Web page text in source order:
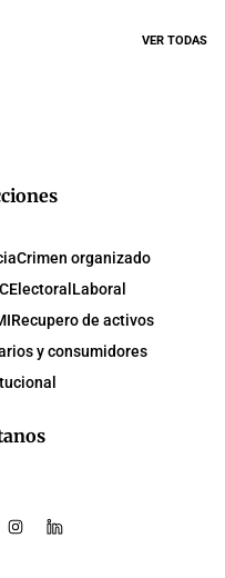
VER TODAS
Crimen organizado
Electoral Laboral
Recupero de activos
y consumidores